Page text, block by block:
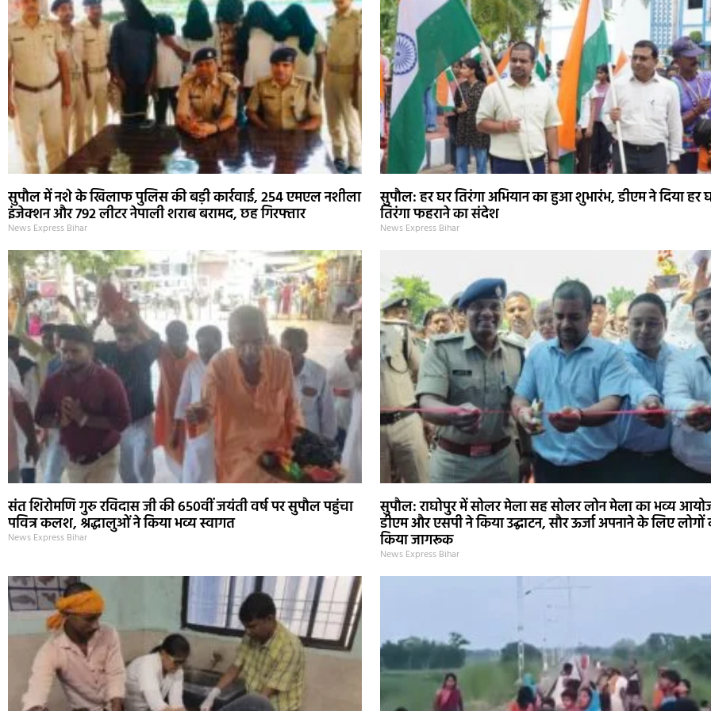
सुपौल में नशे के खिलाफ पुलिस की बड़ी कार्रवाई, 254 एमएल नशीला
इंजेक्शन और 792 लीटर नेपाली शराब बरामद, छह गिरफ्तार
News Express Bihar
सुपौल: हर घर तिरंगा अभियान का हुआ शुभारंभ, डीएम ने दिया हर
तिरंगा फहराने का संदेश
News Express Bihar
संत शिरोमणि गुरु रविदास जी की 650वीं जयंती वर्ष पर सुपौल पहुंचा
पवित्र कलश, श्रद्धालुओं ने किया भव्य स्वागत
News Express Bihar
सुपौल: राघोपुर में सोलर मेला सह सोलर लोन मेला का भव्य
डीएम और एसपी ने किया उद्घाटन, सौर ऊर्जा अपनाने के लिए लोगों
किया जागरूक
News Express Bihar